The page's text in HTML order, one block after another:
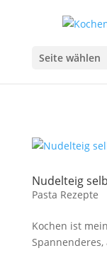
Seite wählen
Nudelteig
Pasta Rezepte
Kochen ist